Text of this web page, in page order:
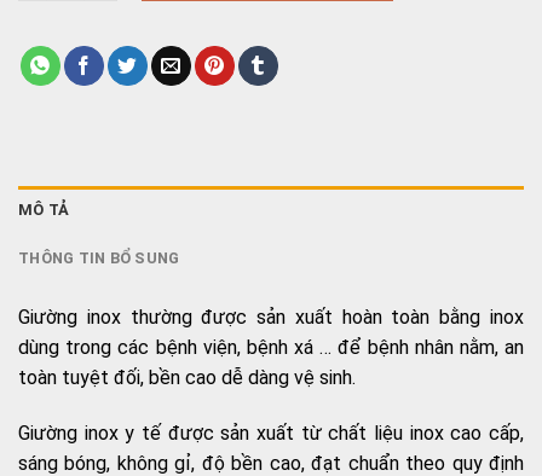
MÔ TẢ
THÔNG TIN BỔ SUNG
Giường inox thường được sản xuất hoàn toàn bằng inox
dùng trong các bệnh viện, bệnh xá … để bệnh nhân nằm, an
toàn tuyệt đối, bền cao dễ dàng vệ sinh.
Giường inox y tế được sản xuất từ chất liệu inox cao cấp,
sáng bóng, không gỉ, độ bền cao, đạt chuẩn theo quy định